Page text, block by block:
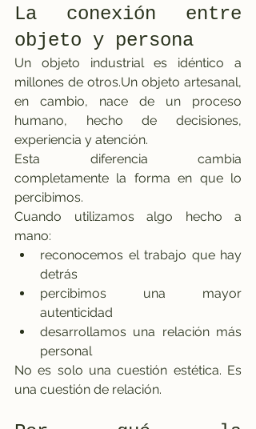
La conexión entre
objeto y persona
Un objeto industrial es idéntico a
millones de otros.Un objeto artesanal,
en cambio, nace de un proceso
humano, hecho de decisiones,
experiencia y atención.
Esta diferencia cambia
completamente la forma en que lo
percibimos.
Cuando utilizamos algo hecho a
mano:
reconocemos el trabajo que hay
detrás
percibimos una mayor
autenticidad
desarrollamos una relación más
personal
No es solo una cuestión estética. Es
una cuestión de relación.